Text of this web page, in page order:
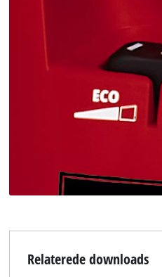
Relaterede downloads